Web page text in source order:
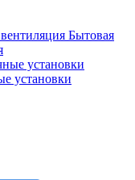
Бытовая
установки